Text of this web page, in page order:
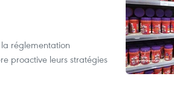
réglementation
proactive leurs stratégies